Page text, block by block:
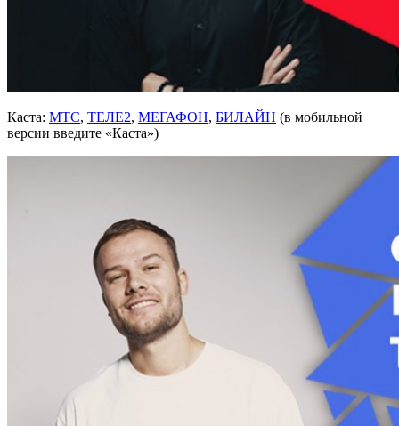
Каста: МТС, ТЕЛЕ2, МЕГАФОН, БИЛАЙН (в мобильной
версии введите «Каста»)